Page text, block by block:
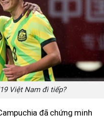
Việt Nam đi tiếp?
đã chứng minh